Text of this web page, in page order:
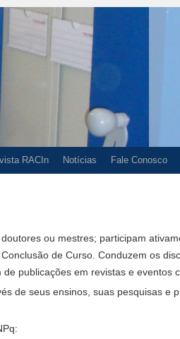
RACIn Notícias Fale Conosco
ou mestres; participam
de Curso. Conduzem os
publicações em revistas e eventos
de seus ensinos, suas pesquisas e